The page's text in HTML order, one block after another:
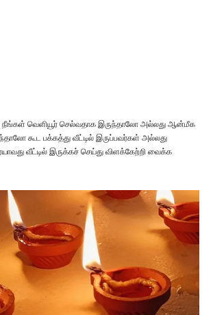
நீங்கள் வெளியூர் செல்வதாக இருந்தாலோ அல்லது ஆன்மீக
கூட பக்கத்து வீட்டில் இருப்பவர்கள் அல்லது
வீட்டில் இருக்கச் செய்து விளக்கேற்றி வைக்க